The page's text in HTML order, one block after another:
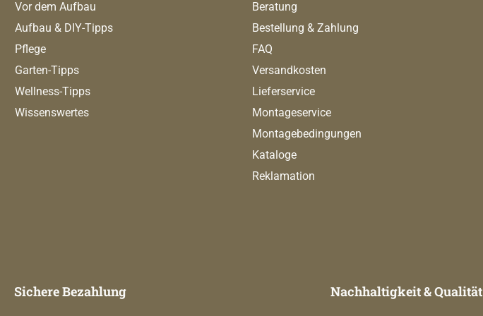
Vor dem Aufbau
Aufbau & DIY-Tipps
Pflege
Garten-Tipps
Wellness-Tipps
Wissenswertes
Beratung
Bestellung & Zahlung
FAQ
Versandkosten
Lieferservice
Montageservice
Montagebedingungen
Kataloge
Reklamation
Sichere Bezahlung Nachhaltigkeit & Qualität